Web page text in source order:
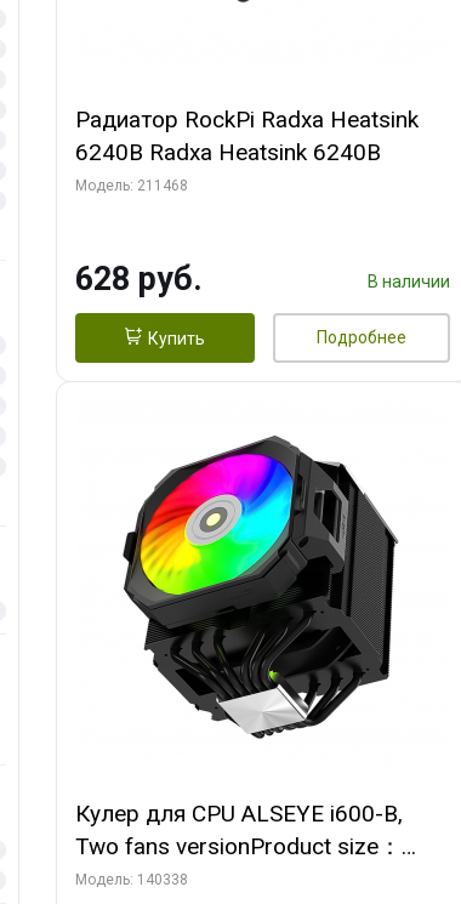
Радиатор RockPi Radxa Heatsink
6240B Radxa Heatsink 6240B
Модель: 211468
628 руб. В наличии
Купить Подробнее
Кулер для CPU ALSEYE i600-B,
Two fans versionProduct size：
144x121x159mmTDP：
Модель: 140338